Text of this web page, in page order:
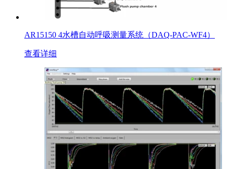
AR15150 4水槽自动呼吸测量系统（DAQ-PAC-WF4）
查看详细